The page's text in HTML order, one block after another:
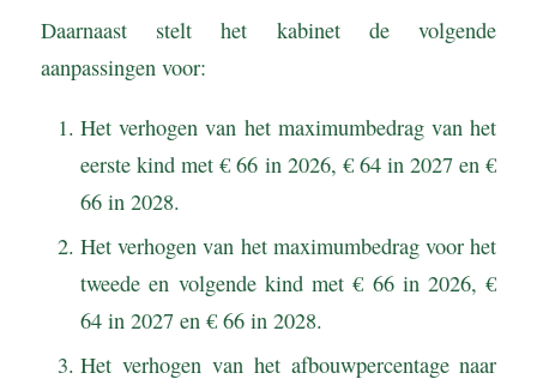
Daarnaast stelt het kabinet de volgende
aanpassingen voor:
Het verhogen van het maximumbedrag van het
eerste kind met € 66 in 2026, € 64 in 2027 en €
66 in 2028.
Het verhogen van het maximumbedrag voor het
tweede en volgende kind met € 66 in 2026, €
64 in 2027 en € 66 in 2028.
Het verhogen van het afbouwpercentage naar